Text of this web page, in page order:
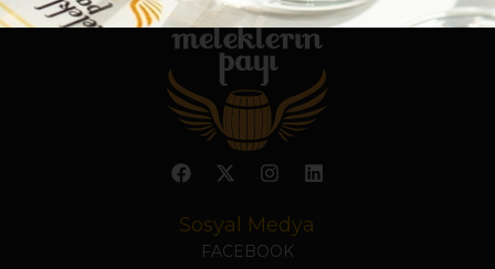
Sosyal Medya
FACEBOOK